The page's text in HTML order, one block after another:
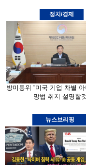
정치/경제
방미통위 “미국 기업 차별
망법 취지 설명할
뉴스브리핑